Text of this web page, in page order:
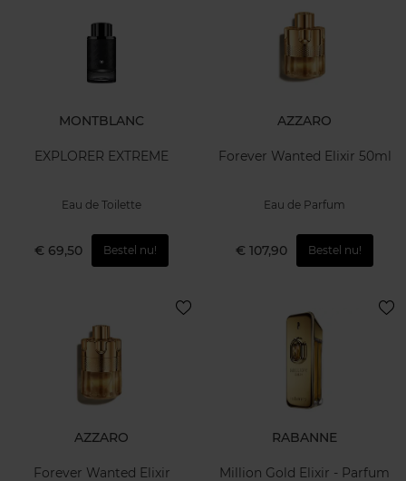
MONTBLANC
EXPLORER EXTREME
Eau de Toilette
€ 69,50 Bestel nu!
AZZARO
Forever Wanted Elixir 50ml
Eau de Parfum
€ 107,90 Bestel nu!
AZZARO
Forever Wanted Elixir
RABANNE
Million Gold Elixir - Parfum